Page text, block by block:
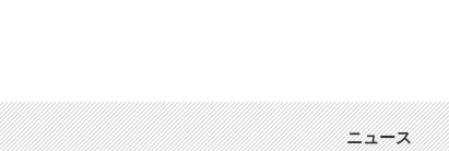
ニュース